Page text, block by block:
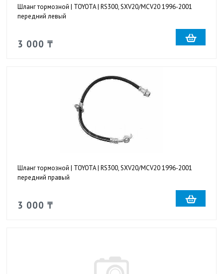
Шланг тормозной | TOYOTA | RS300, SXV20/MCV20 1996-2001
передний левый
3 000 ₸
Шланг тормозной | TOYOTA | RS300, SXV20/MCV20 1996-2001
передний правый
3 000 ₸